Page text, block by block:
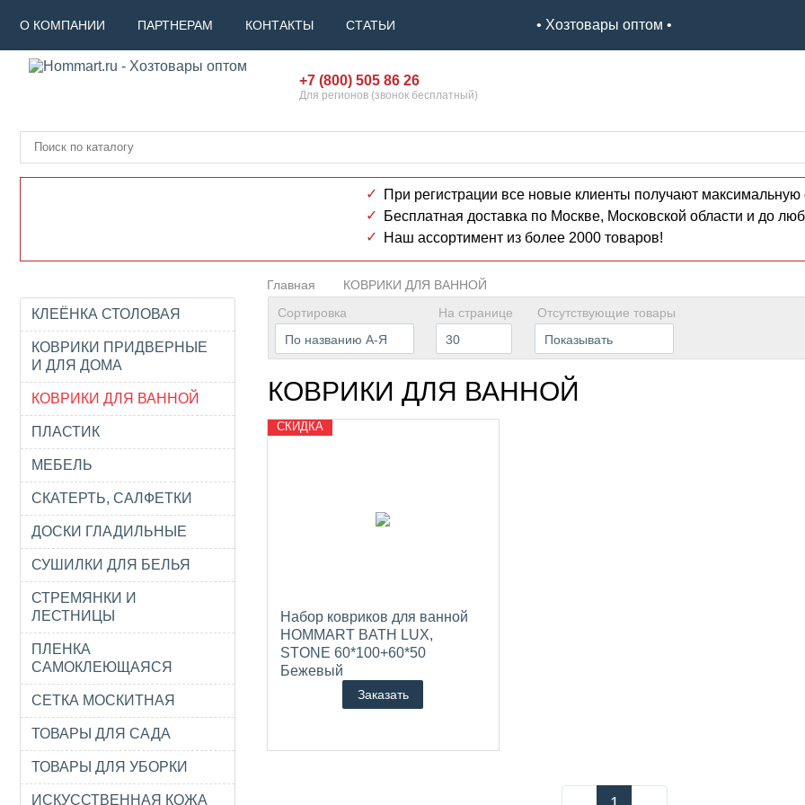
• Хозтовары оптом •
О КОМПАНИИ ПАРТНЕРАМ КОНТАКТЫ СТАТЬИ
+7 (800) 505 86 26
Для регионов (звонок бесплатный)
При регистрации все новые клиенты получают максимальную
Бесплатная доставка по Москве, Московской области и до
Наш ассортимент из более 2000 товаров!
КЛЕЁНКА СТОЛОВАЯ
КОВРИКИ ПРИДВЕРНЫЕ
И ДЛЯ ДОМА
КОВРИКИ ДЛЯ ВАННОЙ
ПЛАСТИК
МЕБЕЛЬ
СКАТЕРТЬ, САЛФЕТКИ
ДОСКИ ГЛАДИЛЬНЫЕ
СУШИЛКИ ДЛЯ БЕЛЬЯ
СТРЕМЯНКИ И
ЛЕСТНИЦЫ
ПЛЕНКА
САМОКЛЕЮЩАЯСЯ
СЕТКА МОСКИТНАЯ
ТОВАРЫ ДЛЯ САДА
ТОВАРЫ ДЛЯ УБОРКИ
ИСКУССТВЕННАЯ КОЖА
Главная
КОВРИКИ ДЛЯ ВАННОЙ
Сортировка
По названию А-Я
На странице
30
Отсутствующие товары
Показывать
КОВРИКИ ДЛЯ ВАННОЙ
СКИДКА
Набор ковриков для ванной
HOMMART BATH LUX,
STONE 60*100+60*50
Бежевый
Артикул: HML-60100-6050-
STONE/бежевый
Заказать